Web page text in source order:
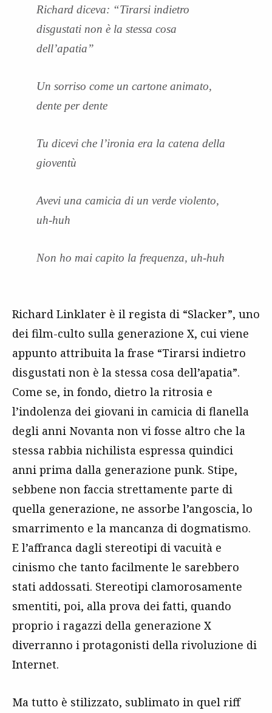
Richard diceva: “Tirarsi indietro
disgustati non è la stessa cosa
dell’apatia”
Un sorriso come un cartone animato,
dente per dente
Tu dicevi che l’ironia era la catena della
gioventù
Avevi una camicia di un verde violento,
uh-huh
Non ho mai capito la frequenza, uh-huh
Richard Linklater è il regista di “Slacker”, uno
dei film-culto sulla generazione X, cui viene
appunto attribuita la frase “Tirarsi indietro
disgustati non è la stessa cosa dell’apatia”.
Come se, in fondo, dietro la ritrosia e
l’indolenza dei giovani in camicia di flanella
degli anni Novanta non vi fosse altro che la
stessa rabbia nichilista espressa quindici
anni prima dalla generazione punk. Stipe,
sebbene non faccia strettamente parte di
quella generazione, ne assorbe l’angoscia, lo
smarrimento e la mancanza di dogmatismo.
E l’affranca dagli stereotipi di vacuità e
cinismo che tanto facilmente le sarebbero
stati addossati. Stereotipi clamorosamente
smentiti, poi, alla prova dei fatti, quando
proprio i ragazzi della generazione X
diverranno i protagonisti della rivoluzione di
Internet.
Ma tutto è stilizzato, sublimato in quel riff